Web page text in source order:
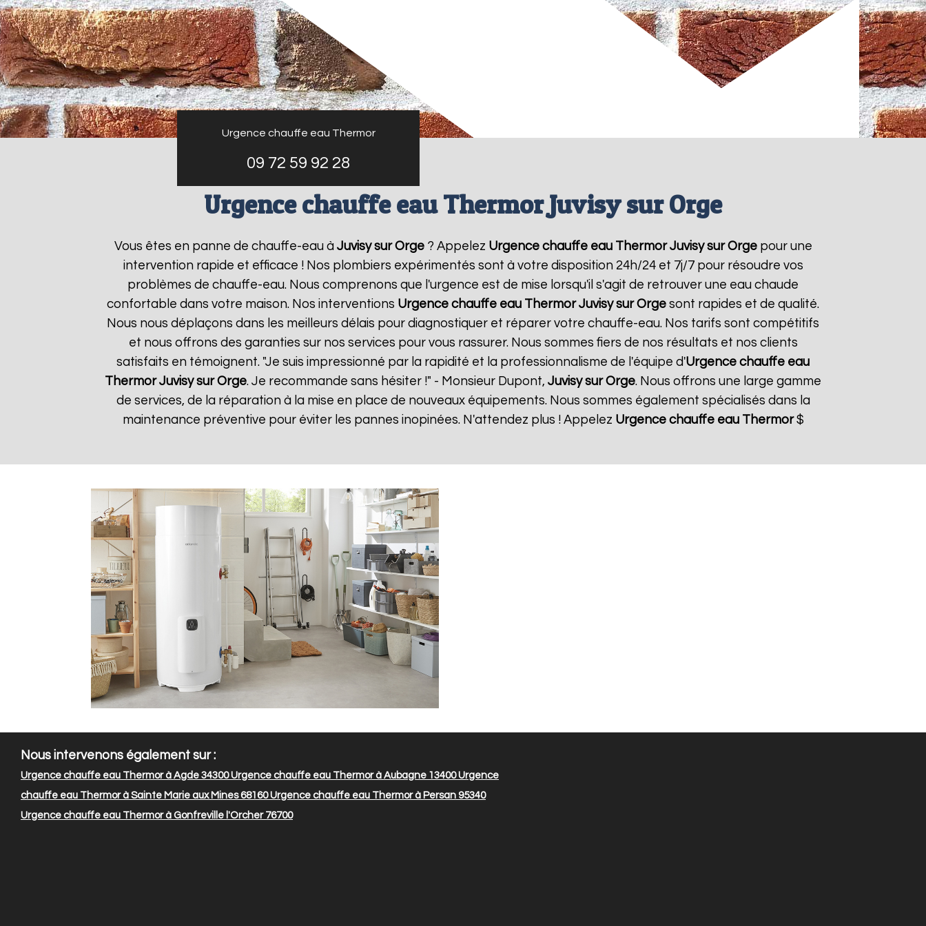
Urgence chauffe eau Thermor
09 72 59 92 28
Urgence chauffe eau Thermor Juvisy sur Orge
Vous êtes en panne de chauffe-eau à Juvisy sur Orge? Appelez Urgence chauffe eau Thermor Juvisy sur Orgepour une
intervention rapide et efficace ! Nos plombiers expérimentés sont à votre disposition 24h/24 et 7j/7 pour résoudre vos
problèmes de chauffe-eau. Nous comprenons que l'urgence est de mise lorsqu'il s'agit de retrouver une eau chaude
confortable dans votre maison. Nos interventions Urgence chauffe eau Thermor Juvisy sur Orge sont rapides et de qualité.
Nous nous déplaçons dans les meilleurs délais pour diagnostiquer et réparer votre chauffe-eau. Nos tarifs sont compétitifs
et nous offrons des garanties sur nos services pour vous rassurer. Nous sommes fiers de nos résultats et nos clients
satisfaits en témoignent. "Je suis impressionné par la rapidité et la professionnalisme de l'équipe d'Urgence chauffe eau
Thermor Juvisy sur Orge. Je recommande sans hésiter !" - Monsieur Dupont, Juvisy sur Orge. Nous offrons une large gamme
de services, de la réparation à la mise en place de nouveaux équipements. Nous sommes également spécialisés dans la
maintenance préventive pour éviter les pannes inopinées. N'attendez plus ! Appelez Urgence chauffe eau Thermor$
Nous intervenons également sur :
Urgence chauffe eau Thermor à Agde 34300Urgence chauffe eau Thermor à Aubagne 13400Urgence
chauffe eau Thermor à Sainte Marie aux Mines 68160Urgence chauffe eau Thermor à Persan 95340
Urgence chauffe eau Thermor à Gonfreville l'Orcher 76700